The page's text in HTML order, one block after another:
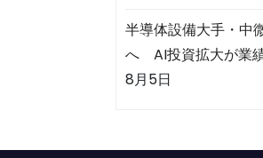
半導体設備大手・中
へ AI投資拡大が業
8月5日